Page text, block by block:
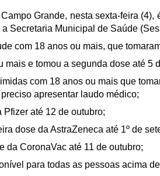
Grande, nesta sexta-feira (4),
Secretaria Municipal de Saúde
com 18 anos ou mais, que
mais e tomou a segunda dose até 5
com 18 anos ou mais que
apresentar laudo médico;
até 12 de outubro;
dose da AstraZeneca até 1º de
da CoronaVac até 11 de outubro;
para todas as pessoas acima